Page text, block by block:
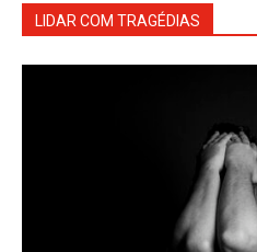
LIDAR COM TRAGÉDIAS